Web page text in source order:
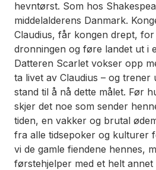
hevntørst. Som hos
middelalderens Danmark.
Claudius, får kongen drept,
dronningen og føre landet ut i
Datteren Scarlet vokser opp
ta livet av Claudius – og trener
stand til å nå dette målet. Før
skjer det noe som sender
tiden, en vakker og brutal
fra alle tidsepoker og kulturer
vi de gamle fiendene hennes,
førstehjelper med et helt